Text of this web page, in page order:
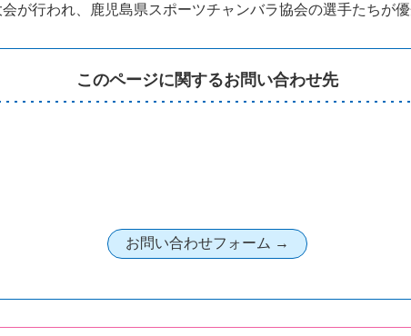
が行われ、鹿児島県スポーツチャンバラ協会の選手たちが優
このページに関するお問い合わせ先